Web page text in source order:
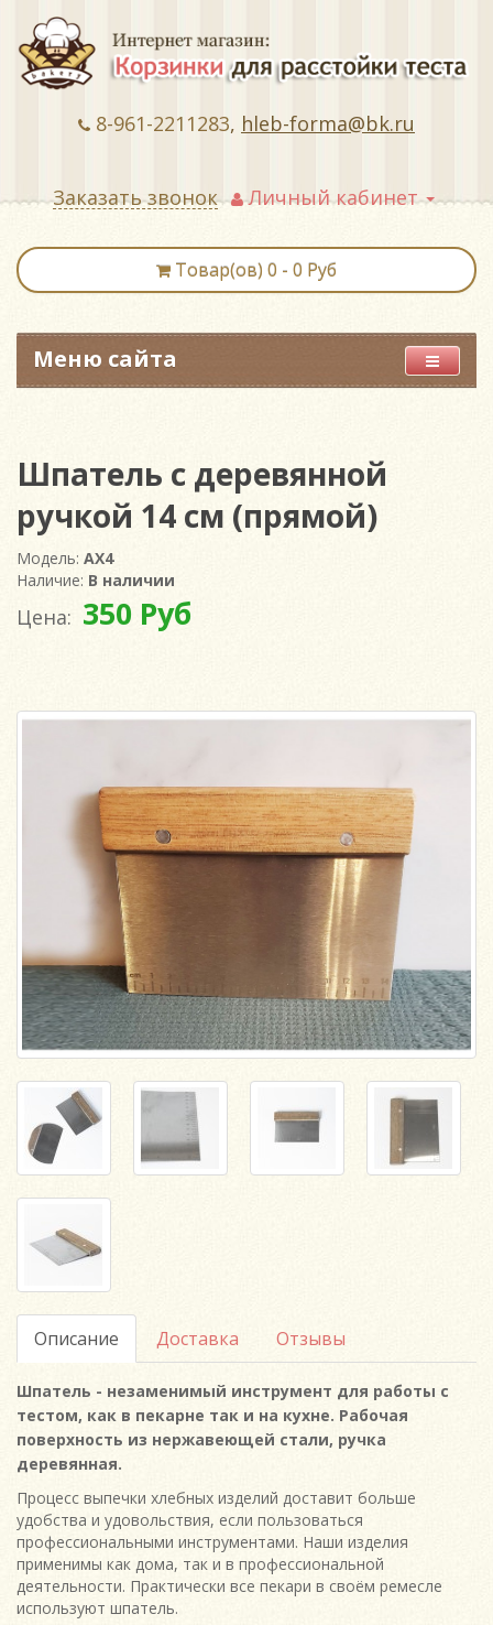
8-961-2211283, hleb-forma@bk.ru
Заказать звонок Личный кабинет
Товар(ов) 0 - 0 Руб
Меню сайта
Описание Доставка Отзывы
Шпатель - незаменимый инструмент для работы с
тестом, как в пекарне так и на кухне. Рабочая
поверхность из нержавеющей стали, ручка
деревянная.
Процесс выпечки хлебных изделий доставит больше
удобства и удовольствия, если пользоваться
профессиональными инструментами. Наши изделия
применимы как дома, так и в профессиональной
деятельности. Практически все пекари в своём ремесле
используют шпатель.
Шпатель с деревянной
ручкой 14 см (прямой)
Модель: AX4
Наличие: В наличии
Цена: 350 Руб